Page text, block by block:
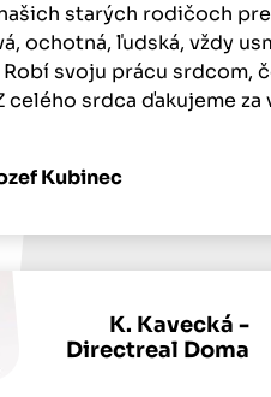
starých rodičoch
ochotná, ľudská, vždy
svoju prácu srdcom,
celého srdca ďakujeme
Kubinec
K. Kavecká -
Directreal Doma